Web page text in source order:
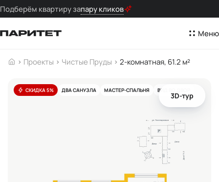
Подберём квартиру запару кликов
Меню
Проекты Чистые Пруды 2-комнатная, 61.2 м²
СКИДКА 5% ДВА САНУЗЛА МАСТЕР-СПАЛЬНЯ ВИД ВО ДВОР
3D-тур